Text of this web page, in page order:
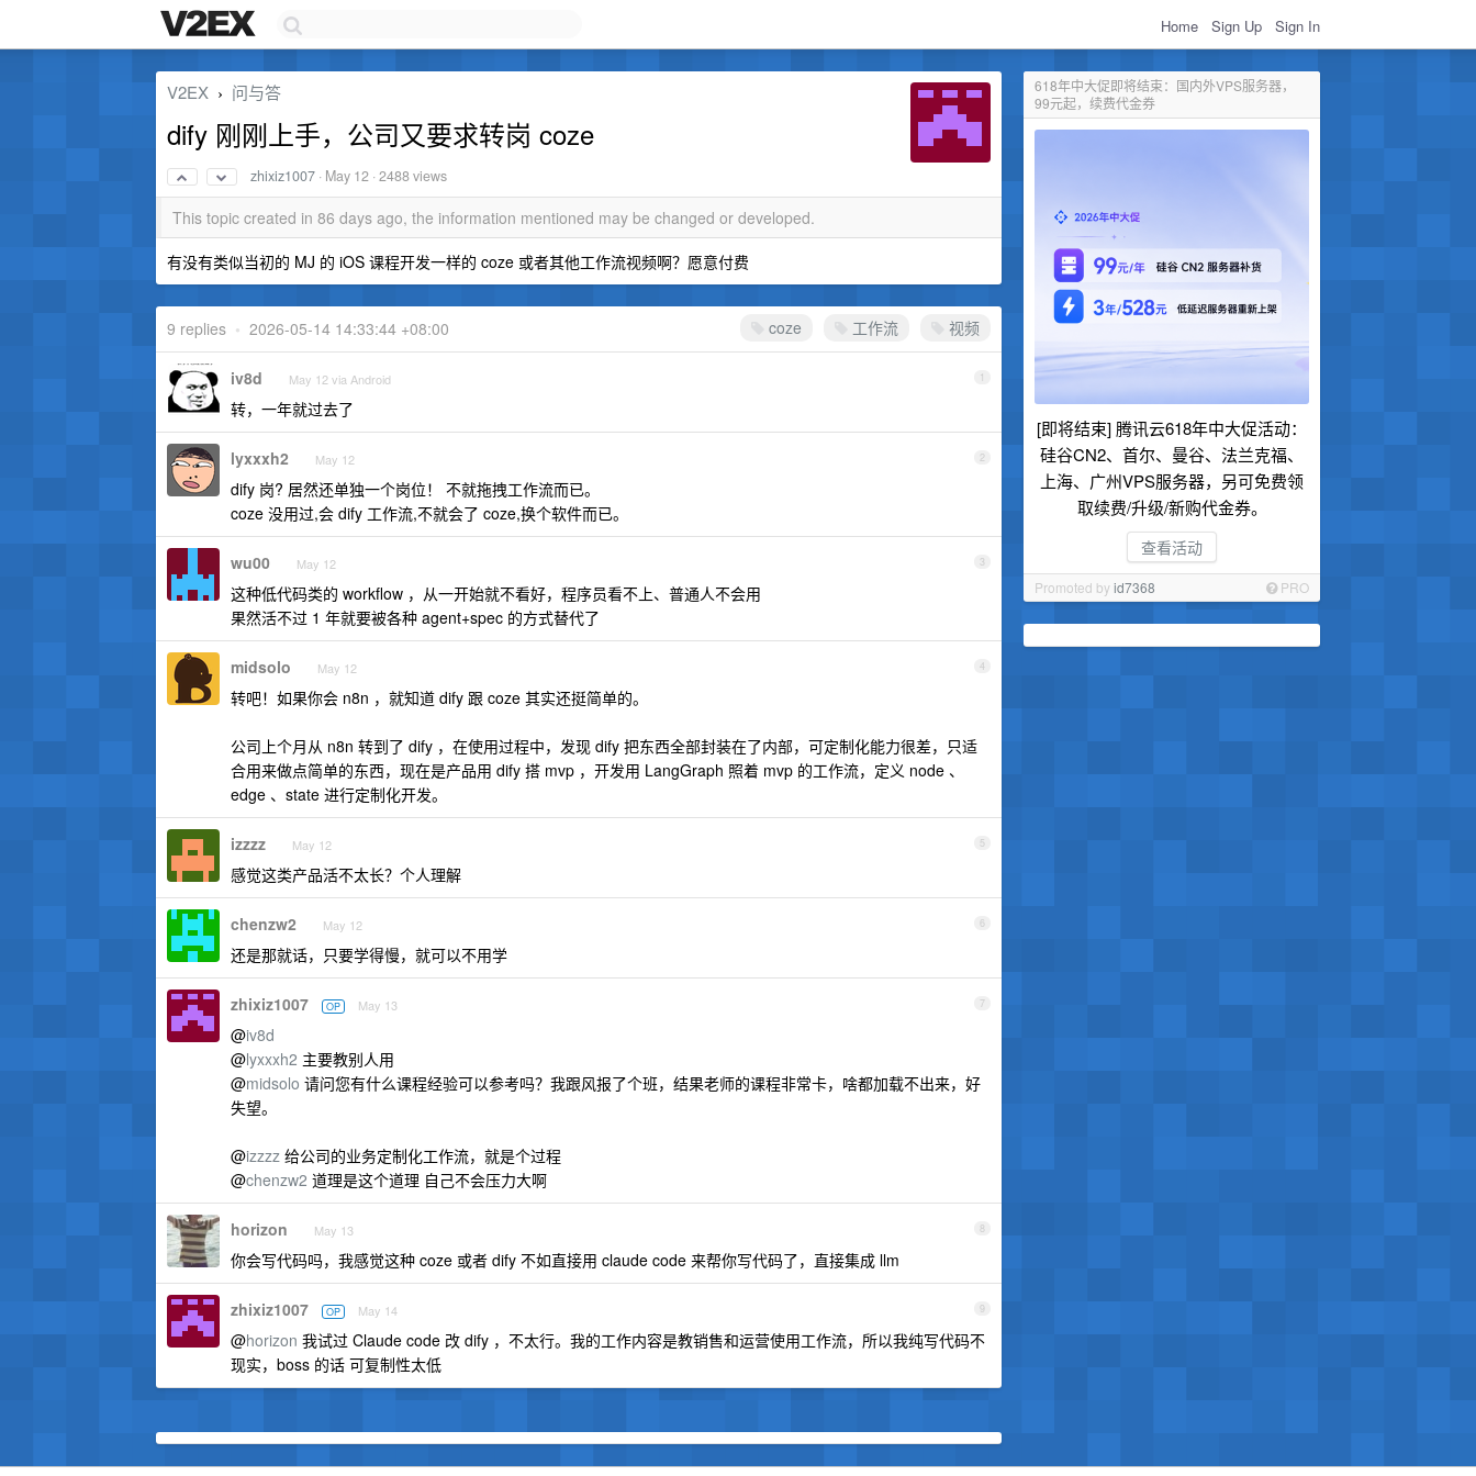
Home Sign Up Sign In
618年中大促即将结束：国内外VPS服务器，
99元起，续费代金券
[即将结束] 腾讯云618年中大促活动：
硅谷CN2、首尔、曼谷、法兰克福、
上海、广州VPS服务器，另可免费领
取续费/升级/新购代金券。
查看活动
Promoted byid7368 PRO
V2EX › 问与答
dify 刚刚上手，公司又要求转岗 coze
zhixiz1007 · May 12 · 2488 views
This topic created in 86 days ago, the information mentioned may be changed or developed.
有没有类似当初的 MJ 的 iOS 课程开发一样的 coze 或者其他工作流视频啊？愿意付费
coze 工作流 视频
9 replies • 2026-05-14 14:33:44 +08:00
1
iv8d May 12 via Android
转，一年就过去了
2
lyxxxh2 May 12
dify 岗? 居然还单独一个岗位！ 不就拖拽工作流而已。
coze 没用过,会 dify 工作流,不就会了 coze,换个软件而已。
3
wu00 May 12
这种低代码类的 workflow ，从一开始就不看好，程序员看不上、普通人不会用
果然活不过 1 年就要被各种 agent+spec 的方式替代了
4
midsolo May 12
转吧！如果你会 n8n ，就知道 dify 跟 coze 其实还挺简单的。
公司上个月从 n8n 转到了 dify ，在使用过程中，发现 dify 把东西全部封装在了内部，可定制化能力很差，只适
合用来做点简单的东西，现在是产品用 dify 搭 mvp ，开发用 LangGraph 照着 mvp 的工作流，定义 node 、
edge 、state 进行定制化开发。
5
izzzz May 12
感觉这类产品活不太长？个人理解
6
chenzw2 May 12
还是那就话，只要学得慢，就可以不用学
7
zhixiz1007 OP May 13
@iv8d
@lyxxxh2 主要教别人用
@midsolo 请问您有什么课程经验可以参考吗？我跟风报了个班，结果老师的课程非常卡，啥都加载不出来，好
失望。
@izzzz 给公司的业务定制化工作流，就是个过程
@chenzw2 道理是这个道理 自己不会压力大啊
8
horizon May 13
你会写代码吗，我感觉这种 coze 或者 dify 不如直接用 claude code 来帮你写代码了，直接集成 llm
9
zhixiz1007 OP May 14
@horizon 我试过 Claude code 改 dify ，不太行。我的工作内容是教销售和运营使用工作流，所以我纯写代码不
现实，boss 的话 可复制性太低